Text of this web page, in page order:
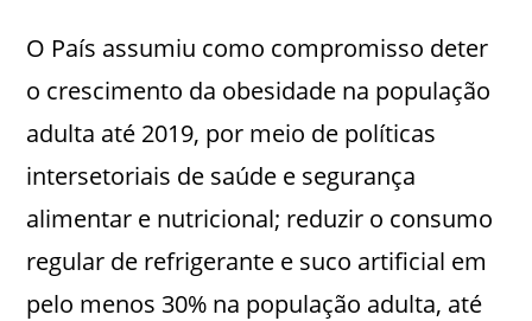
O País assumiu como compromisso deter
o crescimento da obesidade na população
adulta até 2019, por meio de políticas
intersetoriais de saúde e segurança
alimentar e nutricional; reduzir o consumo
regular de refrigerante e suco artificial em
pelo menos 30% na população adulta, até